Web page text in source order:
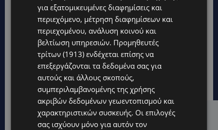
Hot this week
για εξατομικευμένες διαφημίσεις και
περιεχόμενο, μέτρηση διαφημίσεων και
περιεχομένου, ανάλυση κοινού και
βελτίωση υπηρεσιών. Προμηθευτές
τρίτων (1913) ενδέχεται επίσης να
επεξεργάζονται τα δεδομένα σας για
αυτούς και άλλους σκοπούς,
συμπεριλαμβανομένης της χρήσης
ακριβών δεδομένων γεωεντοπισμού και
χαρακτηριστικών συσκευής. Οι επιλογές
σας ισχύουν μόνο για αυτόν τον